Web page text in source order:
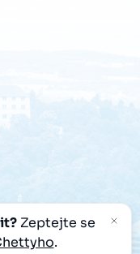
Zeptejte se
.